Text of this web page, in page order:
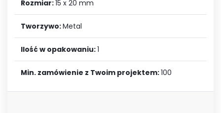
Rozmiar:15 x 20 mm
Tworzywo:Metal
Ilość w opakowaniu:1
Min. zamówienie z Twoim projektem:100